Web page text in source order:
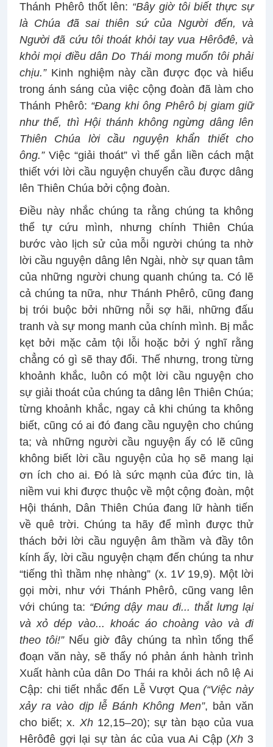
Thánh Phêrô thốt lên: “Bây giờ tôi biết thực sự
là Chúa đã sai thiên sứ của Người đến, và
Người đã cứu tôi thoát khỏi tay vua Hêrôđê, và
khỏi mọi điều dân Do Thái mong muốn tôi phải
chịu.” Kinh nghiệm này cần được đọc và hiểu
trong ánh sáng của việc cộng đoàn đã làm cho
Thánh Phêrô: “Đang khi ông Phêrô bị giam giữ
như thế, thì Hội thánh không ngừng dâng lên
Thiên Chúa lời cầu nguyện khẩn thiết cho
ông.” Việc “giải thoát” vì thế gắn liền cách mật
thiết với lời cầu nguyện chuyển cầu được dâng
lên Thiên Chúa bởi cộng đoàn.
Điều này nhắc chúng ta rằng chúng ta không
thể tự cứu mình, nhưng chính Thiên Chúa
bước vào lịch sử của mỗi người chúng ta nhờ
lời cầu nguyện dâng lên Ngài, nhờ sự quan tâm
của những người chung quanh chúng ta. Có lẽ
cả chúng ta nữa, như Thánh Phêrô, cũng đang
bị trói buộc bởi những nỗi sợ hãi, những đấu
tranh và sự mong manh của chính mình. Bị mắc
kẹt bởi mặc cảm tội lỗi hoặc bởi ý nghĩ rằng
chẳng có gì sẽ thay đổi. Thế nhưng, trong từng
khoảnh khắc, luôn có một lời cầu nguyện cho
sự giải thoát của chúng ta dâng lên Thiên Chúa;
từng khoảnh khắc, ngay cả khi chúng ta không
biết, cũng có ai đó đang cầu nguyện cho chúng
ta; và những người cầu nguyện ấy có lẽ cũng
không biết lời cầu nguyện của họ sẽ mang lại
ơn ích cho ai. Đó là sức mạnh của đức tin, là
niềm vui khi được thuộc về một cộng đoàn, một
Hội thánh, Dân Thiên Chúa đang lữ hành tiến
về quê trời. Chúng ta hãy để mình được thử
thách bởi lời cầu nguyện âm thầm và đầy tôn
kính ấy, lời cầu nguyện chạm đến chúng ta như
“tiếng thì thầm nhẹ nhàng” (x. 1V 19,9). Một lời
gọi mời, như với Thánh Phêrô, cũng vang lên
với chúng ta: “Đứng dậy mau đi... thắt lưng lại
và xỏ dép vào... khoác áo choàng vào và đi
theo tôi!” Nếu giờ đây chúng ta nhìn tổng thể
đoạn văn này, sẽ thấy nó phản ánh hành trình
Xuất hành của dân Do Thái ra khỏi ách nô lệ Ai
Cập: chi tiết nhắc đến Lễ Vượt Qua (“Việc này
xảy ra vào dịp lễ Bánh Không Men”, bản văn
cho biết; x. Xh 12,15–20); sự tàn bạo của vua
Hêrôđê gợi lại sự tàn ác của vua Ai Cập (Xh 3